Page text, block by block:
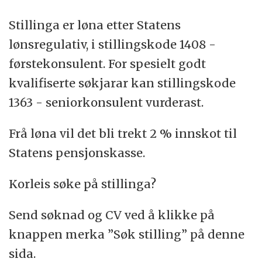
Stillinga er løna etter Statens
lønsregulativ, i stillingskode 1408 -
førstekonsulent. For spesielt godt
kvalifiserte søkjarar kan stillingskode
1363 - seniorkonsulent vurderast.
Frå løna vil det bli trekt 2 % innskot til
Statens pensjonskasse.
Korleis søke på stillinga?
Send søknad og CV ved å klikke på
knappen merka ”Søk stilling” på denne
sida.